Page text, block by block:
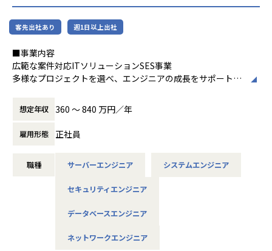
【ワークライフバランス】
平均残業時間約17～19時間でメリハリのある働き方ができま
の有給休暇取得日数は平均14日です。また、当社ではマンス
リーフレックス制度を導入しており、ご自身の都合に合わせ
て中抜けをしながら業務をしていただくこともできます。
******************************************************
【動画のご紹介】
でご紹介しております。ぜひご覧ください。
■事業・組織紹介編
https://note-it.persol-xtech.co.jp/n/n3dc25404fa46
事業部長やゼネラルマネジャー、マネジャーたちが自組織の
私たちが、エンジニアの希望を尊重する理由は、”やりたい
ことが出来る環境”が成長に繋がると考えているからです。
エンジニアとして成長意欲の高いあなたをお待ちしておりま
す。
社員が多くいます。
趣味が広がります。
や、slackを利用してプライベートの話で盛り上がる等、自
今期より部署をSES事業部、ITソリューション部と2軸化した
客先出社あり 週1日以上出社
■事業内容
広範な案件対応ITソリューションSES事業
多様なプロジェクトを選べ、エンジニアの成長をサポートす
し、成長の機会を豊富に提供しています。
■仕事内容
オープン系Webシステムの開発、IoTやAI関連、データ分
案件は特定の業種に偏っていないため、官公庁・医療・製
によっては在宅勤務も可能です。（現在在宅勤務率70％超）
【具体的な仕事内容】
想定年収 360 〜 840 万円／年
雇用形態 正社員
職種 サーバーエンジニア システムエンジニア
セキュリティエンジニア
データベースエンジニア
ネットワークエンジニア